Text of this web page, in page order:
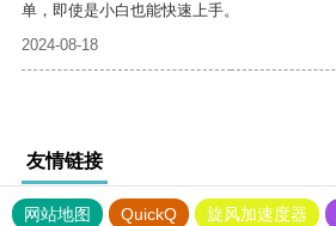
单，即使是小白也能快速上手。
2024-08-18
友情链接
网站地图 QuickQ 旋风加速度器